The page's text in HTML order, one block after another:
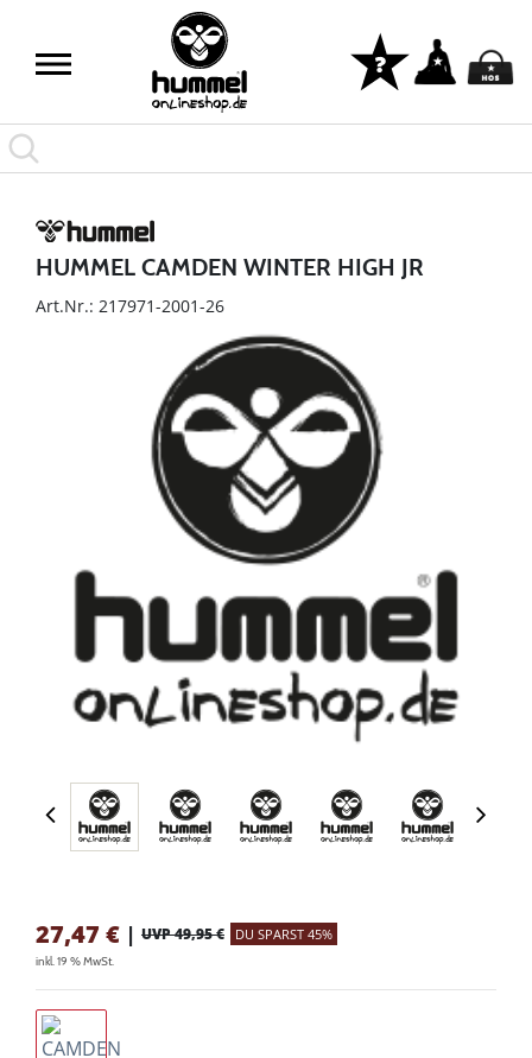
HUMMEL CAMDEN WINTER HIGH JR
Art.Nr.: 217971-2001-26
27,47 € | UVP 49,95 € DU SPARST 45%
inkl. 19 % MwSt.